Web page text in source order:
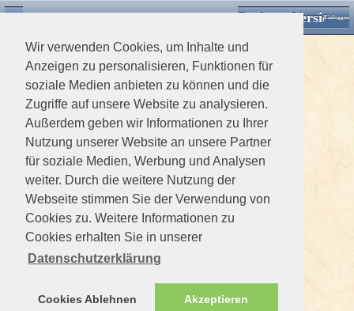
Wir verwenden Cookies, um Inhalte und
Anzeigen zu personalisieren, Funktionen für
soziale Medien anbieten zu können und die
Zugriffe auf unsere Website zu analysieren.
Außerdem geben wir Informationen zu Ihrer
Nutzung unserer Website an unsere Partner
für soziale Medien, Werbung und Analysen
weiter. Durch die weitere Nutzung der
Webseite stimmen Sie der Verwendung von
Cookies zu. Weitere Informationen zu
Cookies erhalten Sie in unserer
Datenschutzerklärung
Cookies Ablehnen Akzeptieren
Desktop VersionEinloggen